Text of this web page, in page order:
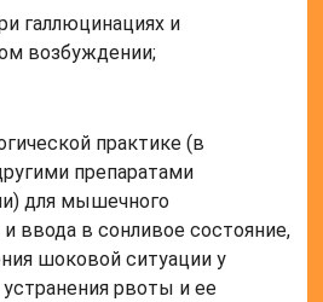
галлюцинациях и
возбуждении;
практике (в
препаратами
для мышечного
и ввода в сонливое состояние,
шоковой ситуации у
устранения рвоты и ее